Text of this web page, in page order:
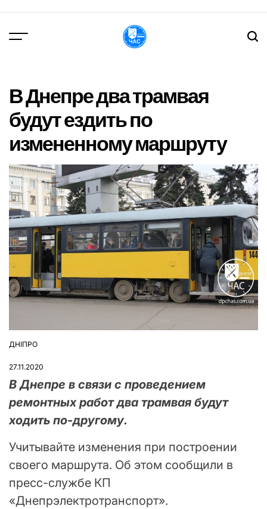
вмісту
В Днепре два трамвая
будут ездить по
измененному маршруту
ОПУБЛІКУВАТИ
ДНІПРО
27.11.2020
В Днепре в связи с проведением
ремонтных работ два трамвая будут
ходить по-другому.
Учитывайте изменения при построении
своего маршрута. Об этом сообщили в
пресс-службе КП
«Днепрэлектротранспорт».